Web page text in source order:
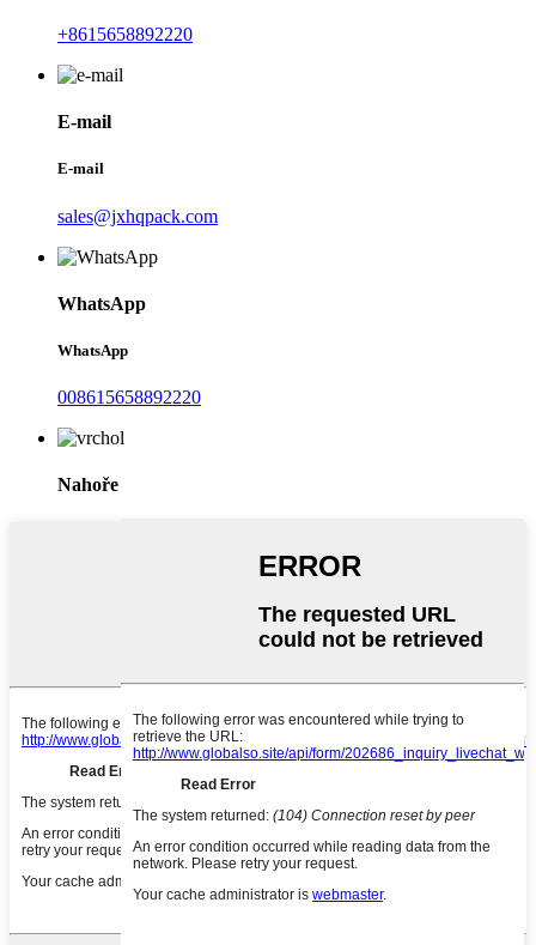
+8615658892220
E-mail
E-mail
sales@jxhqpack.com
WhatsApp
WhatsApp
008615658892220
Nahoře